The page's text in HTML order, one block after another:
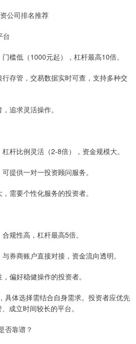
公司排名推荐
台
槛低（1000元起），杠杆最高10倍。
存管，交易数据实时可查，支持多种交
追求灵活操作。
杆比例灵活（2-8倍），资金规模大。
提供一对一投资顾问服务。
需要个性化服务的投资者。
规性高，杠杆最高5倍。
券商账户直接对接，资金流向透明。
偏好稳健操作的投资者。
具体选择需结合自身需求。投资者应优先
成立时间较长的平台。
否靠谱？